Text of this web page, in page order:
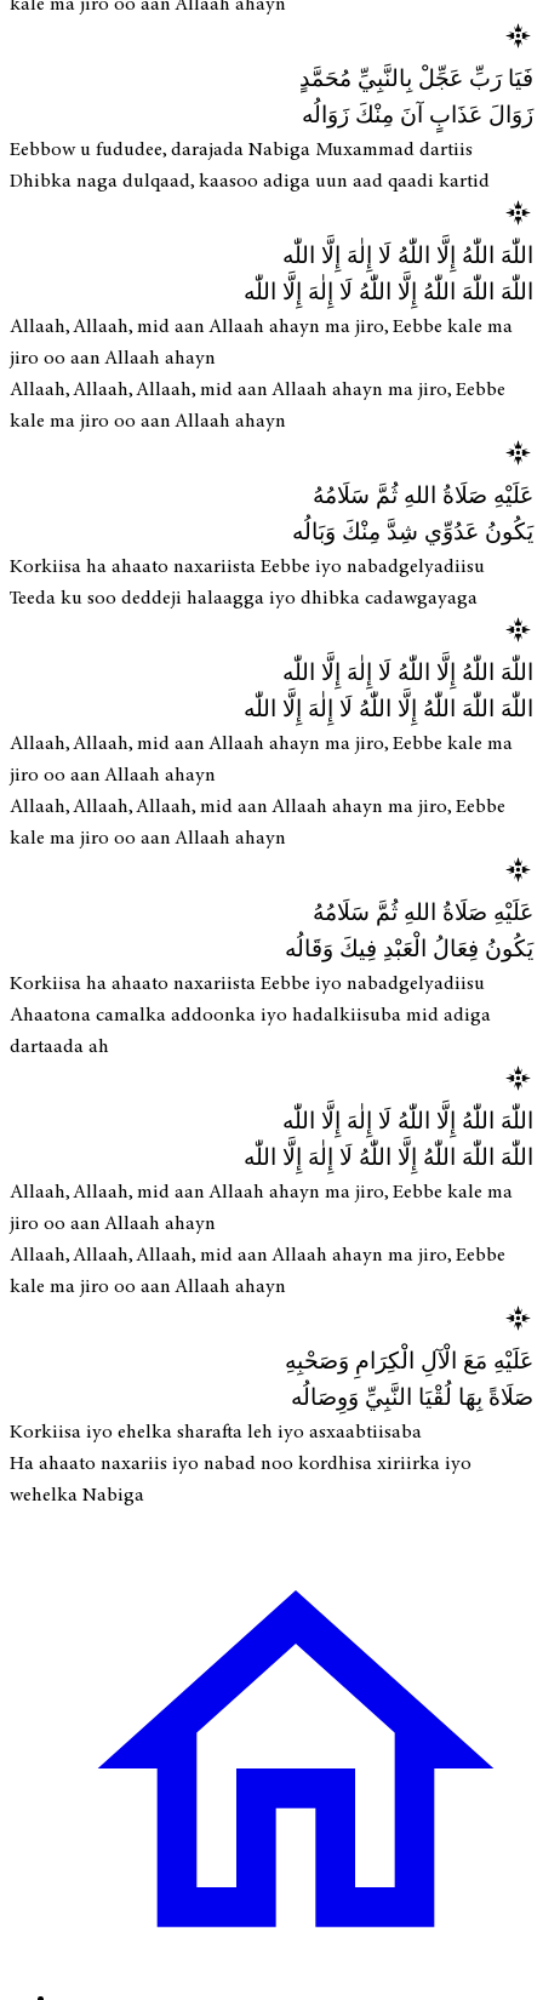
فَيَا رَبِّ عَجِّلْ بِالنَّبِيِّ مُحَمَّدٍ
زَوَالَ عَذَابٍ آنَ مِنْكَ زَوَالُه
Eebbow u fududee, darajada Nabiga Muxammad dartiis
Dhibka naga dulqaad, kaasoo adiga uun aad qaadi kartid
اللّٰهَ اللّٰهُ إِلَّا اللّٰهُ لَا إِلٰهَ إِلَّا اللّٰه
اللّٰهَ اللّٰهَ اللّٰهُ إِلَّا اللّٰهُ لَا إِلٰهَ إِلَّا اللّٰه
Allaah, Allaah, mid aan Allaah ahayn ma jiro, Eebbe kale ma
jiro oo aan Allaah ahayn
Allaah, Allaah, Allaah, mid aan Allaah ahayn ma jiro, Eebbe
kale ma jiro oo aan Allaah ahayn
عَلَيْهِ صَلَاةُ اللهِ ثُمَّ سَلَامُهُ
يَكُونُ عَدُوِّي شِدَّ مِنْكَ وَبَالُه
Korkiisa ha ahaato naxariista Eebbe iyo nabadgelyadiisu
Teeda ku soo deddeji halaagga iyo dhibka cadawgayaga
اللّٰهَ اللّٰهُ إِلَّا اللّٰهُ لَا إِلٰهَ إِلَّا اللّٰه
اللّٰهَ اللّٰهَ اللّٰهُ إِلَّا اللّٰهُ لَا إِلٰهَ إِلَّا اللّٰه
Allaah, Allaah, mid aan Allaah ahayn ma jiro, Eebbe kale ma
jiro oo aan Allaah ahayn
Allaah, Allaah, Allaah, mid aan Allaah ahayn ma jiro, Eebbe
kale ma jiro oo aan Allaah ahayn
عَلَيْهِ صَلَاةُ اللهِ ثُمَّ سَلَامُهُ
يَكُونُ فِعَالُ الْعَبْدِ فِيكَ وَقَالُه
Korkiisa ha ahaato naxariista Eebbe iyo nabadgelyadiisu
Ahaatona camalka addoonka iyo hadalkiisuba mid adiga
dartaada ah
اللّٰهَ اللّٰهُ إِلَّا اللّٰهُ لَا إِلٰهَ إِلَّا اللّٰه
اللّٰهَ اللّٰهَ اللّٰهُ إِلَّا اللّٰهُ لَا إِلٰهَ إِلَّا اللّٰه
Allaah, Allaah, mid aan Allaah ahayn ma jiro, Eebbe kale ma
jiro oo aan Allaah ahayn
Allaah, Allaah, Allaah, mid aan Allaah ahayn ma jiro, Eebbe
kale ma jiro oo aan Allaah ahayn
عَلَيْهِ مَعَ الْآلِ الْكِرَامِ وَصَحْبِهِ
صَلَاةً بِهَا لُقْيَا النَّبِيِّ وَوِصَالُه
Korkiisa iyo ehelka sharafta leh iyo asxaabtiisaba
Ha ahaato naxariis iyo nabad noo kordhisa xiriirka iyo
wehelka Nabiga